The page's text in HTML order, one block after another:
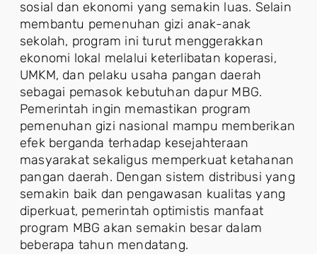
sosial dan ekonomi yang semakin luas. Selain
membantu pemenuhan gizi anak-anak
sekolah, program ini turut menggerakkan
ekonomi lokal melalui keterlibatan koperasi,
UMKM, dan pelaku usaha pangan daerah
sebagai pemasok kebutuhan dapur MBG.
Pemerintah ingin memastikan program
pemenuhan gizi nasional mampu memberikan
efek berganda terhadap kesejahteraan
masyarakat sekaligus memperkuat ketahanan
pangan daerah. Dengan sistem distribusi yang
semakin baik dan pengawasan kualitas yang
diperkuat, pemerintah optimistis manfaat
program MBG akan semakin besar dalam
beberapa tahun mendatang.